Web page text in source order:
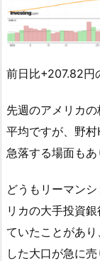
前日比+207.82円
先週のアメリカ
平均ですが、野
急落する場面もあ
どうもリーマン
リカの大手投資
ていたことがあ
した大口が急に